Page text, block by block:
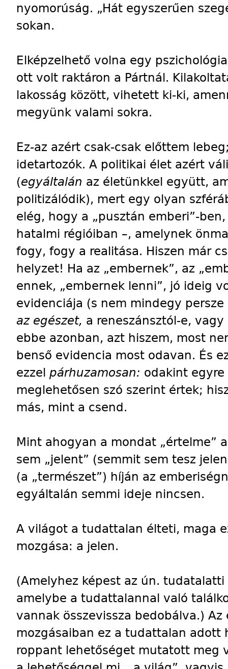
nyomorúság. „Hát egyszerűen
sokan.
Elképzelhető volna egy
ott volt raktáron a Pártnál.
lakosság között, vihetett ki-ki,
megyünk valami sokra.
Ez-az azért csak-csak előttem
idetartozók. A politikai élet azért
(egyáltalán az életünkkel együtt,
politizálódik), mert egy olyan
elég, hogy a „pusztán emberi”-
hatalmi régióiban –, amelynek
fogy, fogy a realitása. Hiszen már
helyzet! Ha az „embernek”, az
ennek, „embernek lenni”, jó ideig
evidenciája (s nem mindegy
az egészet, a reneszánsztól-e,
ebbe azonban, azt hiszem, most
benső evidencia most odavan. És
ezzel párhuzamosan: odakint
meglehetősen szó szerint értek;
más, mint a csend.
Mint ahogyan a mondat „értelme”
sem „jelent” (semmit sem tesz
(a „természet”) híján az
egyáltalán semmi ideje nincsen.
A világot a tudattalan élteti, maga
mozgása: a jelen.
(Amelyhez képest az ún.
amelybe a tudattalannal való
vannak összevissza bedobálva.)
mozgásaiban ez a tudattalan adott
roppant lehetőséget mutatott meg